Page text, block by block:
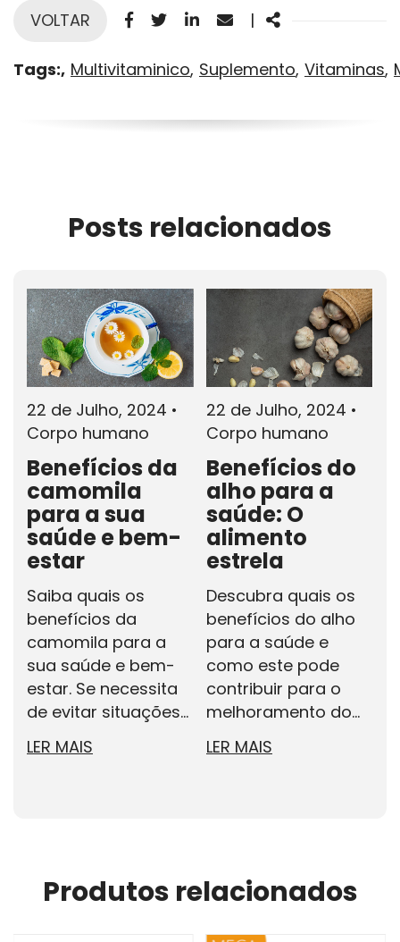
VOLTAR Facebook
TwitterLinkedinEmail
| Share
Tags: Multivitaminico Suplemento Vitaminas
Posts relacionados
22 de Julho, 2024 •
Corpo humano
Benefícios da
camomila
para a sua
saúde e bem-
estar
Saiba quais os
benefícios da
camomila para a
sua saúde e bem-
estar. Se necessita
de evitar situações...
LER MAIS
22 de Julho, 2024 •
Corpo humano
Benefícios do
alho para a
saúde: O
alimento
estrela
Descubra quais os
benefícios do alho
para a saúde e
como este pode
contribuir para o
melhoramento do...
LER MAIS
Produtos relacionados